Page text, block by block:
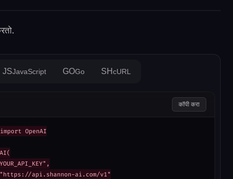
JSJavaScript GOGo SHcURL
कॉपी करा
OpenAI
api.shannon-ai.com/v1"